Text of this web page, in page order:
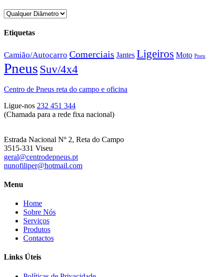
Etiquetas
Camião/Autocarro Comerciais Jantes Ligeiros Moto Pneu
Pneus Suv/4x4
Centro de Pneus reta do campo e oficina
Ligue-nos 232 451 344
(Chamada para a rede fixa nacional)
Estrada Nacional Nº 2, Reta do Campo
3515-331 Viseu
geral@centrodepneus.pt
nunofiliper@hotmail.com
Menu
Home
Sobre Nós
Serviços
Produtos
Contactos
Links Úteis